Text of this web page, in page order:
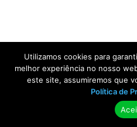
Utilizamos cookies para
melhor experiência no nosso
este site, assumiremos que
Política de